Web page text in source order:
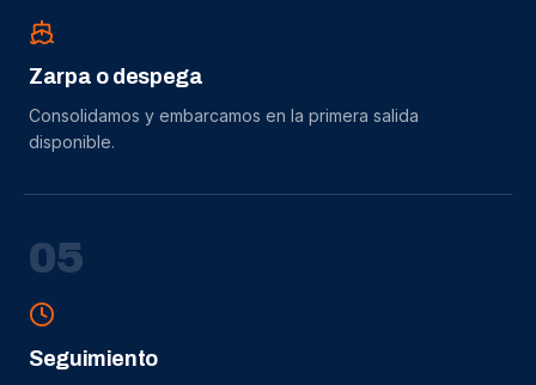
Zarpa o despega
Consolidamos y embarcamos en la primera salida
disponible.
05
Seguimiento